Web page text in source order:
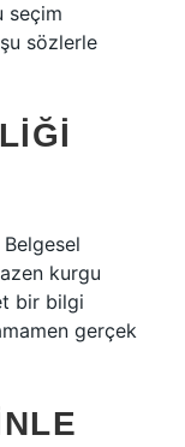
seçim
şu sözlerle
Belgesel
kurgu
bir bilgi
gerçek